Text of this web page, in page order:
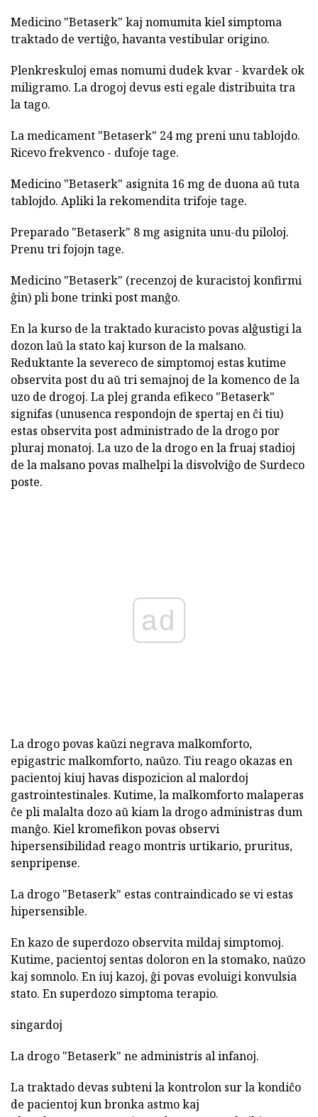
Medicino "Betaserk" kaj nomumita kiel simptoma
traktado de vertiĝo, havanta vestibular origino.
Plenkreskuloj emas nomumi dudek kvar - kvardek ok
miligramo. La drogoj devus esti egale distribuita tra
la tago.
La medicament "Betaserk" 24 mg preni unu tablojdo.
Ricevo frekvenco - dufoje tage.
Medicino "Betaserk" asignita 16 mg de duona aŭ tuta
tablojdo. Apliki la rekomendita trifoje tage.
Preparado "Betaserk" 8 mg asignita unu-du piloloj.
Prenu tri fojojn tage.
Medicino "Betaserk" (recenzoj de kuracistoj konfirmi
ĝin) pli bone trinki post manĝo.
En la kurso de la traktado kuracisto povas alĝustigi la
dozon laŭ la stato kaj kurson de la malsano.
Reduktante la severeco de simptomoj estas kutime
observita post du aŭ tri semajnoj de la komenco de la
uzo de drogoj. La plej granda efikeco "Betaserk"
signifas (unusenca respondojn de spertaj en ĉi tiu)
estas observita post administrado de la drogo por
pluraj monatoj. La uzo de la drogo en la fruaj stadioj
de la malsano povas malhelpi la disvolviĝo de Surdeco
poste.
ad
La drogo povas kaŭzi negrava malkomforto,
epigastric malkomforto, naŭzo. Tiu reago okazas en
pacientoj kiuj havas dispozicion al malordoj
gastrointestinales. Kutime, la malkomforto malaperas
ĉe pli malalta dozo aŭ kiam la drogo administras dum
manĝo. Kiel kromefikon povas observi
hipersensibilidad reago montris urtikario, pruritus,
senpripense.
La drogo "Betaserk" estas contraindicado se vi estas
hipersensible.
En kazo de superdozo observita mildaj simptomoj.
Kutime, pacientoj sentas doloron en la stomako, naŭzo
kaj somnolo. En iuj kazoj, ĝi povas evoluigi konvulsia
stato. En superdozo simptoma terapio.
singardoj
La drogo "Betaserk" ne administris al infanoj.
La traktado devas subteni la kontrolon sur la kondiĉo
de pacientoj kun bronka astmo kaj